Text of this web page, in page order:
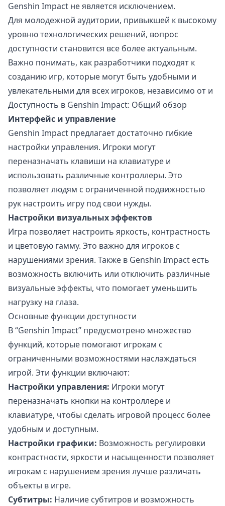
Genshin Impact не является исключением.
Для молодежной аудитории, привыкшей к высокому
уровню технологических решений, вопрос
доступности становится все более актуальным.
Важно понимать, как разработчики подходят к
созданию игр, которые могут быть удобными и
увлекательными для всех игроков, независимо от и
Доступность в Genshin Impact: Общий обзор
Интерфейс и управление
Genshin Impact предлагает достаточно гибкие
настройки управления. Игроки могут
переназначать клавиши на клавиатуре и
использовать различные контроллеры. Это
позволяет людям с ограниченной подвижностью
рук настроить игру под свои нужды.
Настройки визуальных эффектов
Игра позволяет настроить яркость, контрастность
и цветовую гамму. Это важно для игроков с
нарушениями зрения. Также в Genshin Impact есть
возможность включить или отключить различные
визуальные эффекты, что помогает уменьшить
нагрузку на глаза.
Основные функции доступности
В “Genshin Impact” предусмотрено множество
функций, которые помогают игрокам с
ограниченными возможностями наслаждаться
игрой. Эти функции включают:
Настройки управления: Игроки могут
переназначать кнопки на контроллере и
клавиатуре, чтобы сделать игровой процесс более
удобным и доступным.
Настройки графики: Возможность регулировки
контрастности, яркости и насыщенности позволяет
игрокам с нарушением зрения лучше различать
объекты в игре.
Субтитры: Наличие субтитров и возможность